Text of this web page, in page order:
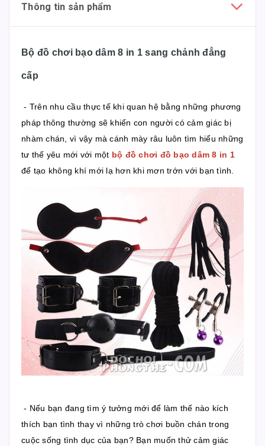
Thông tin sản phẩm
Bộ đồ chơi bạo dâm 8 in 1 sang chảnh đẳng
cấp
- Trên nhu cầu thực tế khi quan hệ bằng những phương
pháp thông thường sẽ khiến con người có cảm giác bị
nhàm chán, vì vậy mà cánh mày râu luôn tìm hiểu những
tư thế yêu mới với một bộ đồ chơi đồ bạo dâm 8 in 1
để tạo không khí mới lạ hơn khi mơn trớn với bạn tình.
- Nếu bạn đang tìm ý tưởng mới để làm thế nào kích
thích bạn tình thay vì những trò chơi buồn chán trong
cuộc sống tình dục của bạn? Bạn muốn thử cảm giác